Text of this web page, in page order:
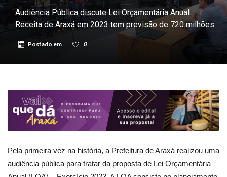
Audiência Pública discute Lei Orçamentária Anual.
Receita de Araxá em 2023 tem previsão de 720 milhões
Postado em 0
Pela primeira vez na história, a Prefeitura de Araxá realizou uma
audiência pública para tratar da proposta de Lei Orçamentária